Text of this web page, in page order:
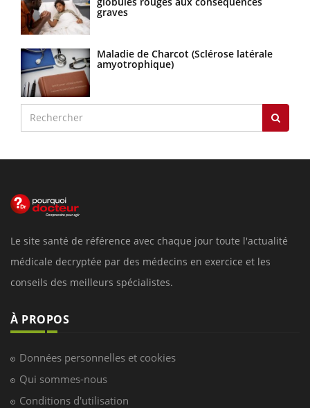
graves
Maladie de Charcot (Sclérose latérale
amyotrophique)
Le site santé de référence avec chaque jour toute l'actualité
médicale decryptée par des médecins en exercice et les
conseils des meilleurs spécialistes.
À PROPOS
Données personnelles et cookies
Qui sommes-nous
Conditions d'utilisation